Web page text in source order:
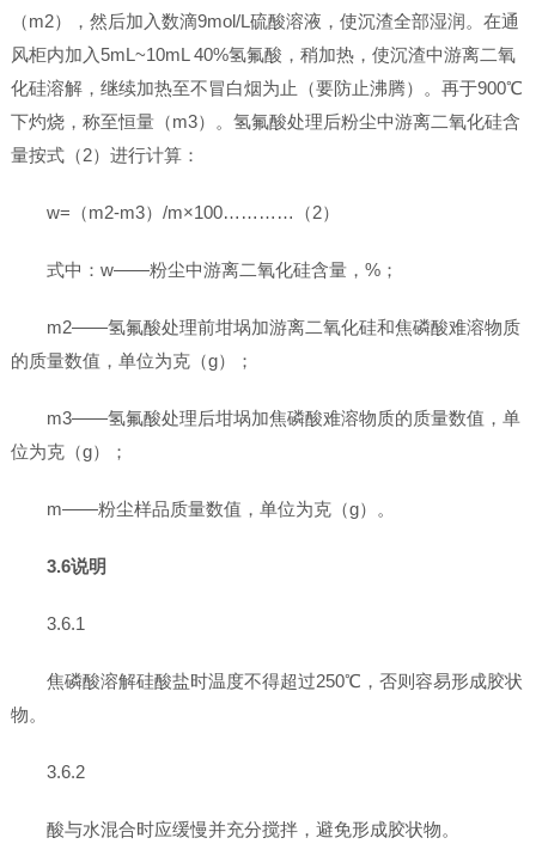
（m2），然后加入数滴9mol/L硫酸溶液，使沉渣全部湿润。在通
风柜内加入5mL~10mL 40%氢氟酸，稍加热，使沉渣中游离二氧
化硅溶解，继续加热至不冒白烟为止（要防止沸腾）。再于900℃
下灼烧，称至恒量（m3）。氢氟酸处理后粉尘中游离二氧化硅含
量按式（2）进行计算：
w=（m2-m3）/m×100…………（2）
式中：w——粉尘中游离二氧化硅含量，%；
m2——氢氟酸处理前坩埚加游离二氧化硅和焦磷酸难溶物质
的质量数值，单位为克（g）；
m3——氢氟酸处理后坩埚加焦磷酸难溶物质的质量数值，单
位为克（g）；
m——粉尘样品质量数值，单位为克（g）。
3.6说明
3.6.1
焦磷酸溶解硅酸盐时温度不得超过250℃，否则容易形成胶状
物。
3.6.2
酸与水混合时应缓慢并充分搅拌，避免形成胶状物。